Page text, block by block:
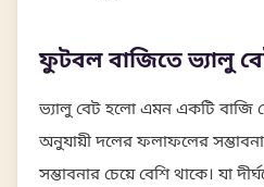
ফুটবল বাজিতে ভ্যালু
ভ্যালু বেট হলো এমন একটি বাজি
অনুযায়ী দলের ফলাফলের সম্ভাবনা
সম্ভাবনার চেয়ে বেশি থাকে। যা